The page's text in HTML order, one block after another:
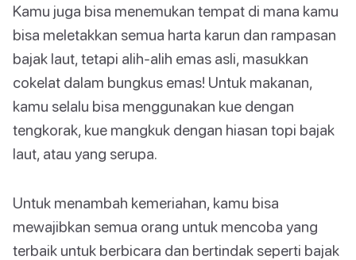
Kamu juga bisa menemukan tempat di mana kamu
bisa meletakkan semua harta karun dan rampasan
bajak laut, tetapi alih-alih emas asli, masukkan
cokelat dalam bungkus emas! Untuk makanan,
kamu selalu bisa menggunakan kue dengan
tengkorak, kue mangkuk dengan hiasan topi bajak
laut, atau yang serupa.
Untuk menambah kemeriahan, kamu bisa
mewajibkan semua orang untuk mencoba yang
terbaik untuk berbicara dan bertindak seperti bajak